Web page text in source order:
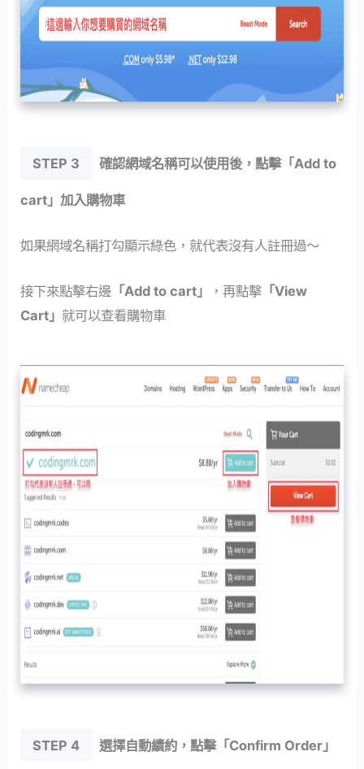
STEP 3 確認網域名稱可以使用後，點擊「Add to
cart」加入購物車
如果網域名稱打勾顯示綠色，就代表沒有人註冊過～
接下來點擊右邊 「Add to cart」 ，再點擊 「View
Cart」 就可以查看購物車
STEP 4 選擇自動續約，點擊「Confirm Order」